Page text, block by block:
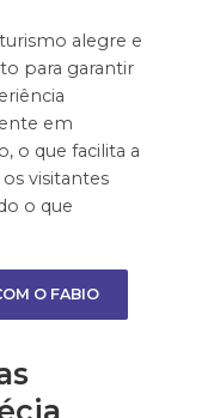
alegre e
para garantir
em
o que facilita a
visitantes
o que
O FABIO